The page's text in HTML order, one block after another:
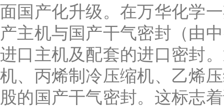
面国产化升级。在万华化学
产主机与国产干气密封（由
进口主机及配套的进口密封
机、丙烯制冷压缩机、乙烯
股的国产干气密封。这标志